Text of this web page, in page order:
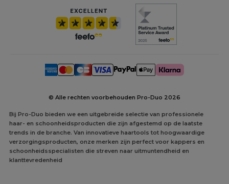
© Alle rechten voorbehouden Pro-Duo 2026
Bij Pro-Duo bieden we een uitgebreide selectie van professionele
haar- en schoonheidsproducten die zijn afgestemd op de laatste
trends in de branche. Van innovatieve haartools tot hoogwaardige
verzorgingsproducten, onze merken zijn perfect voor kappers en
schoonheidsspecialisten die streven naar uitmuntendheid en
klanttevredenheid